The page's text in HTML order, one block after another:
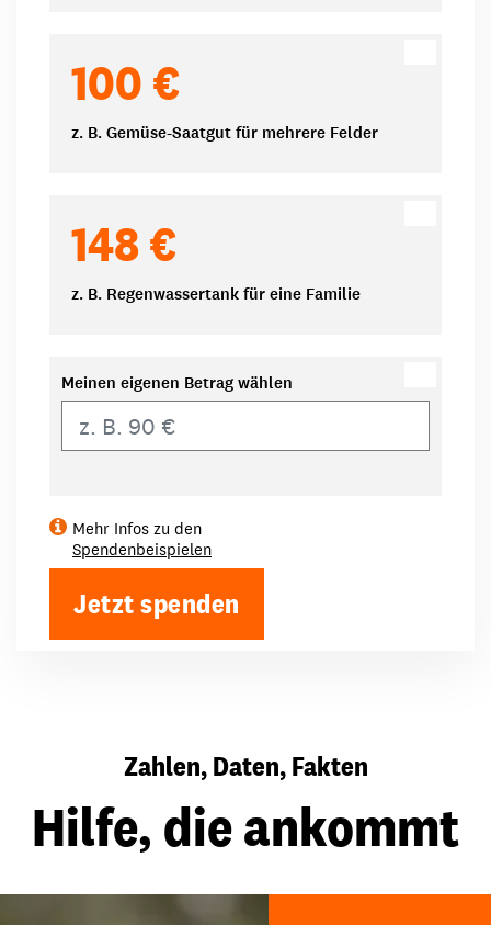
100 €
z. B. Gemüse-Saatgut für mehrere Felder
148 €
z. B. Regenwassertank für eine Familie
Meinen eigenen Betrag wählen
Mehr Infos zu den
Spendenbeispielen
Jetzt spenden
Zahlen, Daten, Fakten
Hilfe, die ankommt